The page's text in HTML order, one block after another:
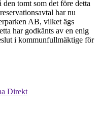
tomt som det före detta
har nu
AB, vilket ägs
har godkänts av en enig
i kommunfullmäktige för
Direkt